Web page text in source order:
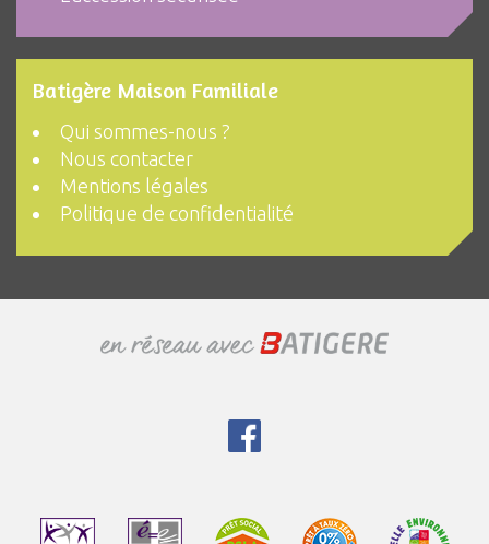
Batigère Maison Familiale
Qui sommes-nous ?
Nous contacter
Mentions légales
Politique de confidentialité